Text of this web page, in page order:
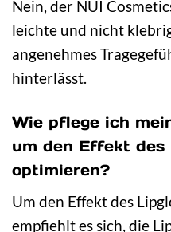
Nein, der NUI
leichte und nicht
angenehmes
hinterlässt.
Wie pflege ich
um den Effekt des
optimieren?
Um den Effekt des
empfiehlt es sich, die